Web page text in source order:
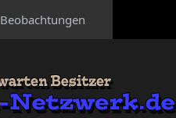
Beobachtungen